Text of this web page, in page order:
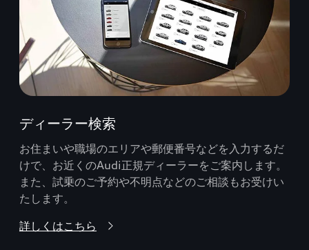
ディーラー検索
お住まいや職場のエリアや郵便番号などを入力するだ
けで、お近くのAudi正規ディーラーをご案内します。
また、試乗のご予約や不明点などのご相談もお受けい
たします。
詳しくはこちら